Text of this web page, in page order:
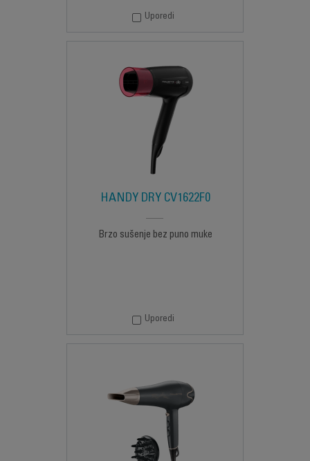
Uporedi
HANDY DRY CV1622F0
Brzo sušenje bez puno muke
Uporedi